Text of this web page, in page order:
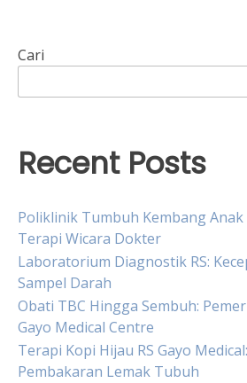
Cari
Recent Posts
Poliklinik Tumbuh Kembang
Terapi Wicara Dokter
Laboratorium Diagnostik RS:
Sampel Darah
Obati TBC Hingga Sembuh:
Gayo Medical Centre
Terapi Kopi Hijau RS Gayo
Pembakaran Lemak Tubuh